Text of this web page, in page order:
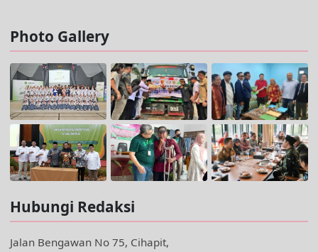
Photo Gallery
Hubungi Redaksi
Jalan Bengawan No 75, Cihapit,